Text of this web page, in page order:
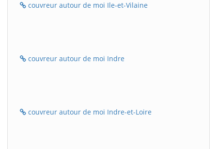
couvreur autour de moi Ile-et-Vilaine
couvreur autour de moi Indre
couvreur autour de moi Indre-et-Loire